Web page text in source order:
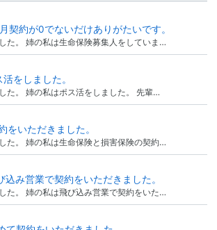
契約が0でないだけありがたいです。
た。 姉の私は生命保険募集人をしていま…
をしました。
た。 姉の私はポス活をしました。 先輩…
いただきました。
た。 姉の私は生命保険と損害保険の契約…
み営業で契約をいただきました。
た。 姉の私は飛び込み営業で契約をいた…